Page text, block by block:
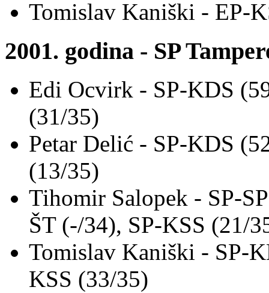
Tomislav Kaniški - EP-
2001. godina - SP
Edi Ocvirk - SP-KDS
(31/35)
Petar Delić - SP-KDS
(13/35)
Tihomir Salopek - SP-
ŠT (-/34), SP-KSS (21/
Tomislav Kaniški - SP-
KSS (33/35)